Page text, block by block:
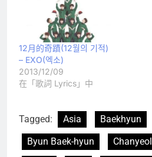
12月的奇蹟(12월의 기적)
– EXO(엑소)
2013/12/09
在「歌詞 Lyrics」中
Tagged: Asia Baekhyun
Byun Baek-hyun
Chanyeol